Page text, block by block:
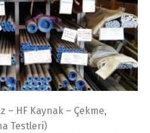
– HF Kaynak – Çekme,
Testleri)